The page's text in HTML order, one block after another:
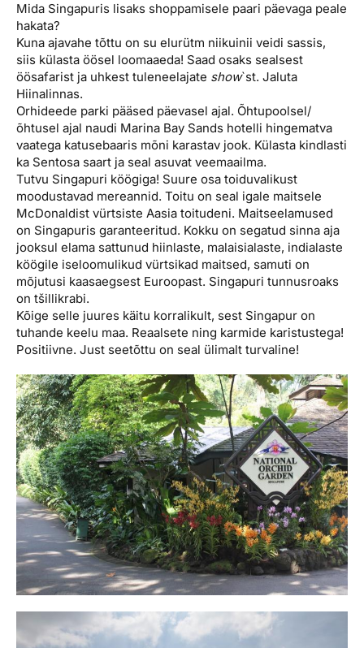
Mida Singapuris lisaks shoppamisele paari päevaga peale
hakata?
Kuna ajavahe tõttu on su elurütm niikuinii veidi sassis,
siis külasta öösel loomaaeda! Saad osaks sealsest
öösafarist ja uhkest tuleneelajate show`st. Jaluta
Hiinalinnas.
Orhideede parki pääsed päevasel ajal. Õhtupoolsel/
õhtusel ajal naudi Marina Bay Sands hotelli hingematva
vaatega katusebaaris mõni karastav jook. Külasta kindlasti
ka Sentosa saart ja seal asuvat veemaailma.
Tutvu Singapuri köögiga! Suure osa toiduvalikust
moodustavad mereannid. Toitu on seal igale maitsele
McDonaldist vürtsiste Aasia toitudeni. Maitseelamused
on Singapuris garanteeritud. Kokku on segatud sinna aja
jooksul elama sattunud hiinlaste, malaisialaste, indialaste
köögile iseloomulikud vürtsikad maitsed, samuti on
mõjutusi kaasaegsest Euroopast. Singapuri tunnusroaks
on tšillikrabi.
Kõige selle juures käitu korralikult, sest Singapur on
tuhande keelu maa. Reaalsete ning karmide karistustega!
Positiivne. Just seetõttu on seal ülimalt turvaline!